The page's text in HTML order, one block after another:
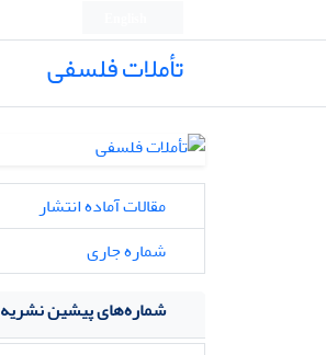
تأملات فلسفی
مقالات آماده انتشار
شماره جاری
شماره‌های پیشین نشریه